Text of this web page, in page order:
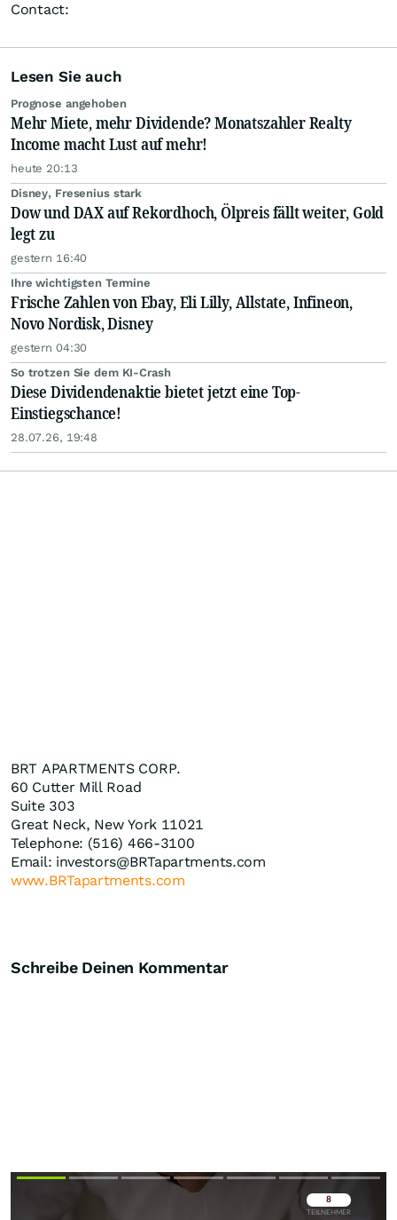
Contact:
Lesen Sie auch
Prognose angehoben
Mehr Miete, mehr Dividende? Monatszahler Realty
Income macht Lust auf mehr!
heute 20:13
Disney, Fresenius stark
Dow und DAX auf Rekordhoch, Ölpreis fällt weiter, Gold
legt zu
gestern 16:40
Ihre wichtigsten Termine
Frische Zahlen von Ebay, Eli Lilly, Allstate, Infineon,
Novo Nordisk, Disney
gestern 04:30
So trotzen Sie dem KI-Crash
Diese Dividendenaktie bietet jetzt eine Top-
Einstiegschance!
28.07.26, 19:48
BRT APARTMENTS CORP.
60 Cutter Mill Road
Suite 303
Great Neck, New York 11021
Telephone: (516) 466-3100
Email: investors@BRTapartments.com
www.BRTapartments.com
Schreibe Deinen Kommentar